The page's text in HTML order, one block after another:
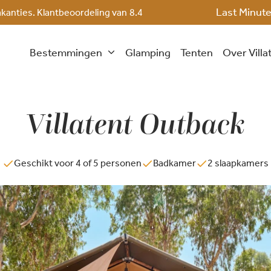
Klantbeoordeling van 8.4 Last Minute
Bestemmingen Glamping Tenten Over
Villatent Outback
Geschikt voor 4 of 5 personen Badkamer 2 slaapkamers